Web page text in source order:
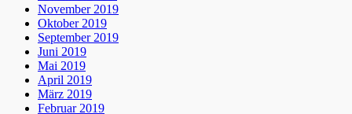
November 2019
Oktober 2019
September 2019
Juni 2019
Mai 2019
April 2019
März 2019
Februar 2019